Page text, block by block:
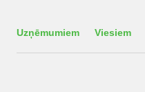
Uzņēmumiem Viesiem